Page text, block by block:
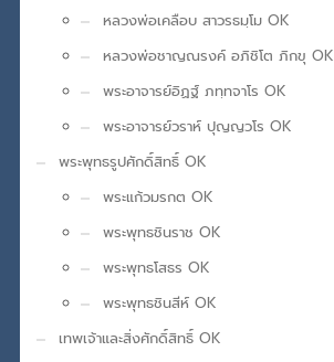
หลวงพ่อเคลือบ สาวรธมฺโม OK
หลวงพ่อชาญณรงค์ อภิชิโต ภิกขุ OK
พระอาจารย์อิฏฐ์ ภทฺทจาโร OK
พระอาจารย์วราห์ ปุญญวโร OK
พระพุทธรูปศักดิ์สิทธิ์ OK
พระแก้วมรกต OK
พระพุทธชินราช OK
พระพุทธโสธร OK
พระพุทธชินสีห์ OK
เทพเจ้าและสิ่งศักดิ์สิทธิ์ OK